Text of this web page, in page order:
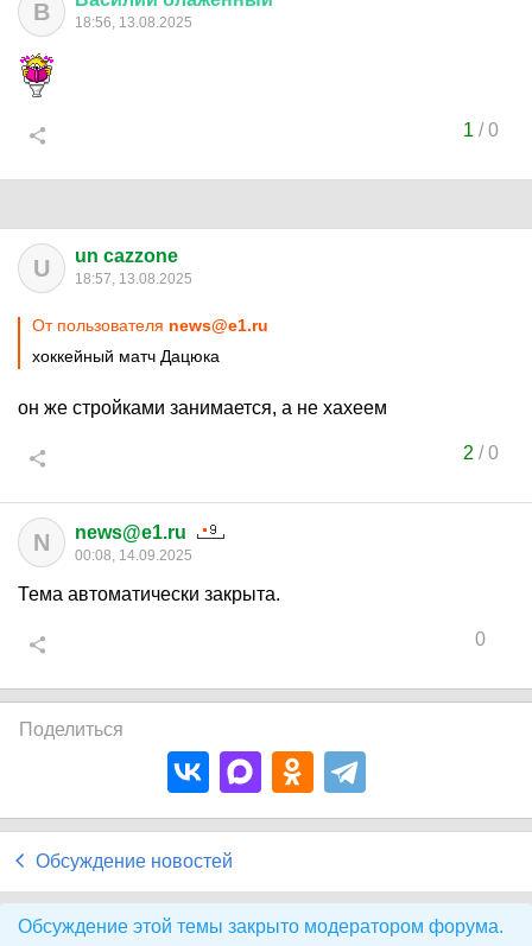
В 18:56, 13.08.2025
1 /0
U un cazzone
18:57, 13.08.2025
От пользователя news@e1.ru
хоккейный матч Дацюка
он же стройками занимается, а не хахеем
2 /0
N news@e1.ru
00:08, 14.09.2025
Тема автоматически закрыта.
0
Поделиться
Обсуждение новостей
Обсуждение этой темы закрыто модератором форума.